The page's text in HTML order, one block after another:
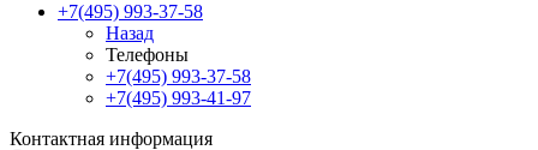
+7(495) 993-37-58
Назад
Телефоны
+7(495) 993-37-58
+7(495) 993-41-97
Контактная информация